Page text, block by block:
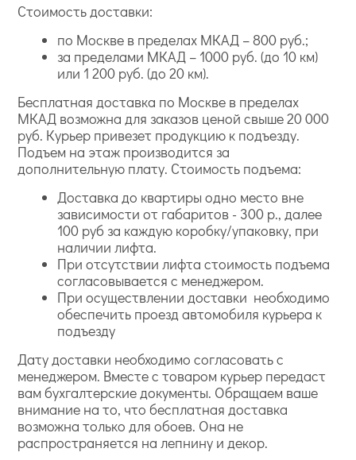
широкие полосы, словно проведенные жесткой
кистью, или имитацию мазков масляной краски на
палитре. В коллекции представлены флизелиновые
обои, а также бумажные с акриловым покрытием и
виниловые.
Стоимость доставки:
по Москве в пределах МКАД – 800 руб.;
за пределами МКАД – 1000 руб. (до 10 км)
или 1 200 руб. (до 20 км).
Бесплатная доставка по Москве в пределах
МКАД возможна для заказов ценой свыше 20 000
руб. Курьер привезет продукцию к подъезду.
Подъем на этаж производится за
дополнительную плату. Стоимость подъема:
Доставка до квартиры одно место вне
зависимости от габаритов - 300 р., далее
100 руб за каждую коробку/упаковку, при
наличии лифта.
При отсутствии лифта стоимость подъема
согласовывается с менеджером.
При осуществлении доставки необходимо
обеспечить проезд автомобиля курьера к
подъезду
Дату доставки необходимо согласовать с
менеджером. Вместе с товаром курьер передаст
вам бухгалтерские документы. Обращаем ваше
внимание на то, что бесплатная доставка
возможна только для обоев. Она не
распространяется на лепнину и декор.